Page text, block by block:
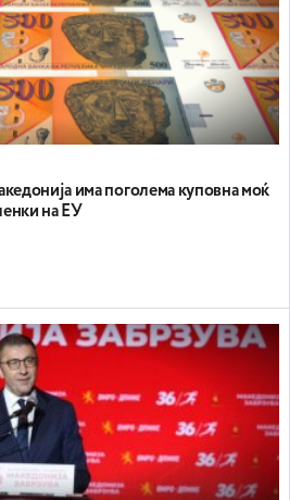
има поголема куповна моќ
на ЕУ